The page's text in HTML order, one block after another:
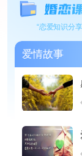
“恋爱知识分
爱情故事